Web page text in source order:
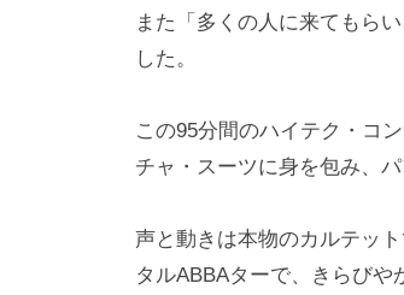
また「多くの人に来てもら
した。
この95分間のハイテク・コ
チャ・スーツに身を包み、
声と動きは本物のカルテッ
タルABBAターで、きらび